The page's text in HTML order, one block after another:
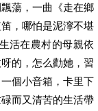
蕩，一曲《走在鄉
，哪怕是泥濘不堪
活在農村的母親依
的，怎么勸她，習
個小音箱，卡里下
而又清苦的生活帶